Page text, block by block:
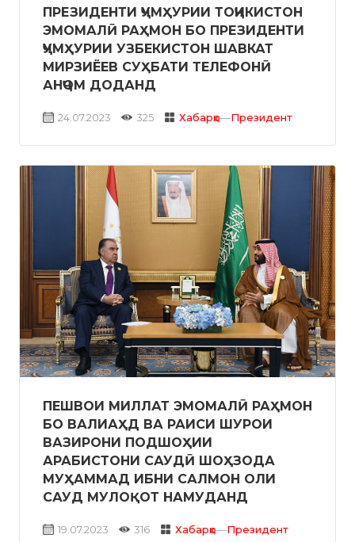
24.07.2023 325 Хабарҳо—Президент
ПРЕЗИДЕНТИ ҶУМҲУРИИ ТОҶИКИСТОН
ЭМОМАЛӢ РАҲМОН БО ПРЕЗИДЕНТИ
ҶУМҲУРИИ УЗБЕКИСТОН ШАВКАТ
МИРЗИЁЕВ СУҲБАТИ ТЕЛЕФОНӢ
АНҶОМ ДОДАНД
19.07.2023 316 Хабарҳо—Президент
ПЕШВОИ МИЛЛАТ ЭМОМАЛӢ РАҲМОН
БО ВАЛИАҲД ВА РАИСИ ШУРОИ
ВАЗИРОНИ ПОДШОҲИИ
АРАБИСТОНИ САУДӢ ШОҲЗОДА
МУҲАММАД ИБНИ САЛМОН ОЛИ
САУД МУЛОҚОТ НАМУДАНД